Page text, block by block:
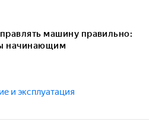
машину правильно:
начинающим
и эксплуатация